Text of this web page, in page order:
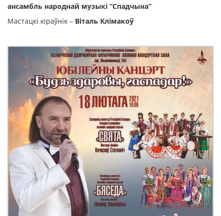
ансамбль народнай музыкі “Спадчына”
Мастацкі кіраўнік – Віталь Клімакоў